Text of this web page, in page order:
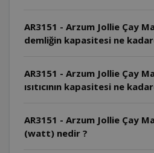
AR3151 - Arzum Jollie Çay
demliğin kapasitesi ne
AR3151 - Arzum Jollie Çay
ısıtıcının kapasitesi ne
AR3151 - Arzum Jollie Çay
(watt) nedir ?